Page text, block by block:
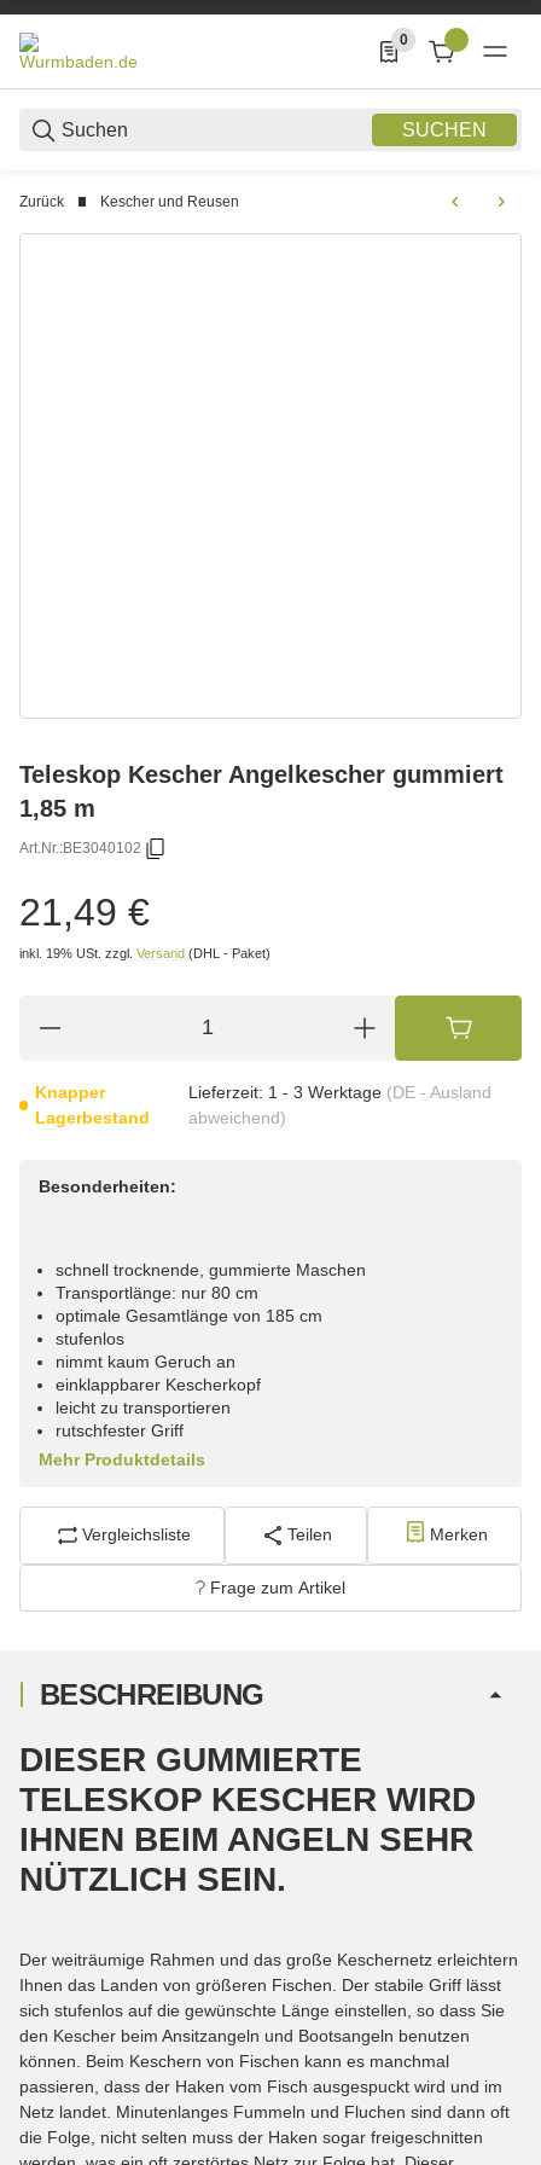
SUCHEN
0
0 Produkte in der
Zurück Kescher und Reusen
Teleskop Kescher Angelkescher gummiert
1,85 m
Art.Nr.:BE3040102
21,49 €
inkl. 19% USt. zzgl. Versand (DHL - Paket)
Knapper
Lagerbestand
Lieferzeit: 1 - 3 Werktage (DE - Ausland
abweichend)
Besonderheiten:
schnell trocknende, gummierte Maschen
Transportlänge: nur 80 cm
optimale Gesamtlänge von 185 cm
stufenlos
nimmt kaum Geruch an
einklappbarer Kescherkopf
leicht zu transportieren
rutschfester Griff
Mehr Produktdetails
Vergleichsliste Teilen Merken
Frage zum Artikel
BESCHREIBUNG
DIESER GUMMIERTE
TELESKOP KESCHER WIRD
IHNEN BEIM ANGELN SEHR
NÜTZLICH SEIN.
Der weiträumige Rahmen und das große Keschernetz erleichtern
Ihnen das Landen von größeren Fischen. Der stabile Griff lässt
sich stufenlos auf die gewünschte Länge einstellen, so dass Sie
den Kescher beim Ansitzangeln und Bootsangeln benutzen
können. Beim Keschern von Fischen kann es manchmal
passieren, dass der Haken vom Fisch ausgespuckt wird und im
Netz landet. Minutenlanges Fummeln und Fluchen sind dann oft
die Folge, nicht selten muss der Haken sogar freigeschnitten